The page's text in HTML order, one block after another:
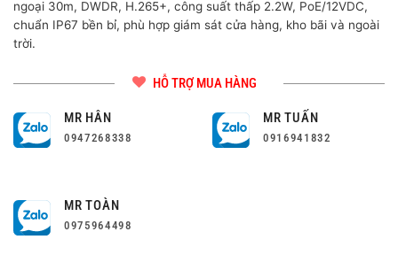
ngoại 30m, DWDR, H.265+, công suất thấp 2.2W, PoE/12VDC,
chuẩn IP67 bền bỉ, phù hợp giám sát cửa hàng, kho bãi và ngoài
trời.
HỖ TRỢ MUA HÀNG
MR HÂN
0947268338
MR TUẤN
0916941832
MR TOÀN
0975964498